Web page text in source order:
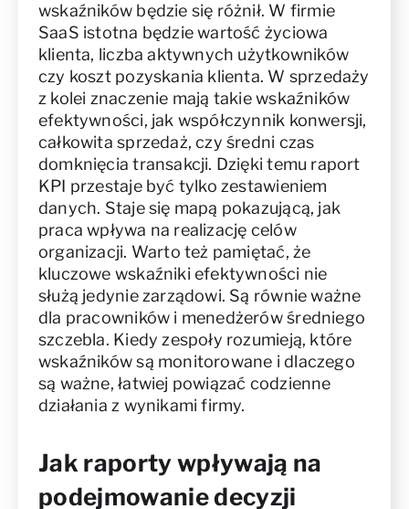
wskaźników będzie się różnił. W firmie
SaaS istotna będzie wartość życiowa
klienta, liczba aktywnych użytkowników
czy koszt pozyskania klienta. W sprzedaży
z kolei znaczenie mają takie wskaźników
efektywności, jak współczynnik konwersji,
całkowita sprzedaż, czy średni czas
domknięcia transakcji. Dzięki temu raport
KPI przestaje być tylko zestawieniem
danych. Staje się mapą pokazującą, jak
praca wpływa na realizację celów
organizacji. Warto też pamiętać, że
kluczowe wskaźniki efektywności nie
służą jedynie zarządowi. Są równie ważne
dla pracowników i menedżerów średniego
szczebla. Kiedy zespoły rozumieją, które
wskaźników są monitorowane i dlaczego
są ważne, łatwiej powiązać codzienne
działania z wynikami firmy.
Jak raporty wpływają na
podejmowanie decyzji